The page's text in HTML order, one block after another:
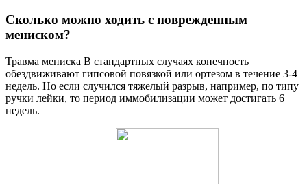
Сколько можно ходить с поврежденным
мениском?
Травма мениска В стандартных случаях конечность
обездвиживают гипсовой повязкой или ортезом в течение 3-4
недель. Но если случился тяжелый разрыв, например, по типу
ручки лейки, то период иммобилизации может достигать 6
недель.